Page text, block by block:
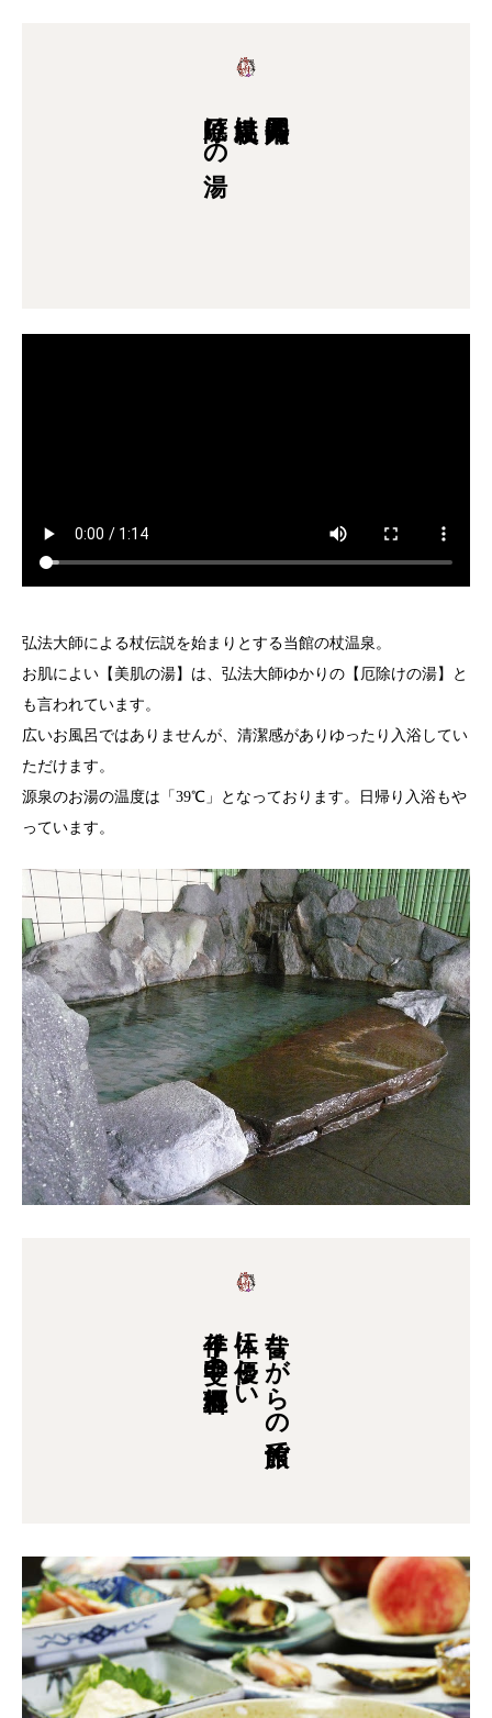
杖温泉は
厄除けの湯
弘法大師による杖伝説を始まりとする当館の杖温泉。
お肌によい【美肌の湯】は、弘法大師ゆかりの【厄除けの湯】と
も言われています。
広いお風呂ではありませんが、清潔感がありゆったり入浴してい
ただけます。
源泉のお湯の温度は「39℃」となっております。日帰り入浴もや
っています。
昔ながらの旅館で
体に優しい
手作り甲斐の郷土料理